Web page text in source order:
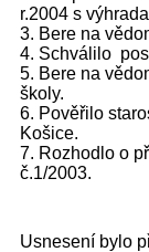
r.2004 s
3. Bere na
4. Schválilo
5. Bere na
školy.
6. Pověřilo
Košice.
7. Rozhodlo o
č.1/2003.
Usnesení bylo